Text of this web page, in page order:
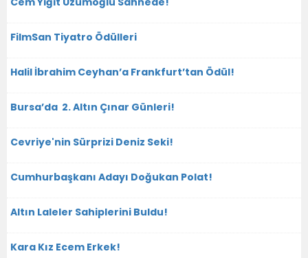
FilmSan Tiyatro Ödülleri
Halil İbrahim Ceyhan’a Frankfurt’tan Ödül!
Bursa’da 2. Altın Çınar Günleri!
Cevriye'nin Sürprizi Deniz Seki!
Cumhurbaşkanı Adayı Doğukan Polat!
Altın Laleler Sahiplerini Buldu!
Kara Kız Ecem Erkek!